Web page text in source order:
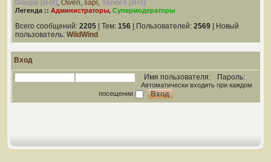
Google [Bot] , Owen, sapl , Yandex [Bot]
Легенда :: Администраторы, Супермодераторы
Всего сообщений: 2205 | Тем: 156 | Пользователей: 2569 | Новый
пользователь: WildWind
Вход
Имя пользователя:
Пароль:
Автоматически входить при каждом
посещении